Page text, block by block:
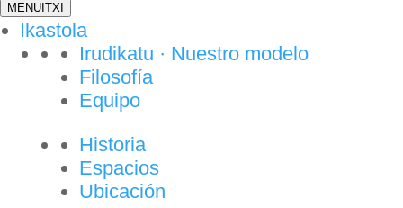
MENU ITXI
Ikastola
Irudikatu · Nuestro modelo
Filosofía
Equipo
Historia
Espacios
Ubicación